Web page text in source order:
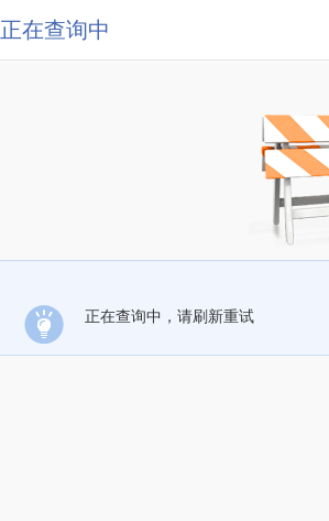
正在查询中
正在查询中，请刷新重试